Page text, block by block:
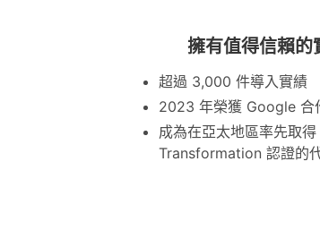
擁有值得信賴的
超過 3,000 件導入實績
2023 年榮獲 Google 合
成為在亞太地區率先取
Transformation 認證的